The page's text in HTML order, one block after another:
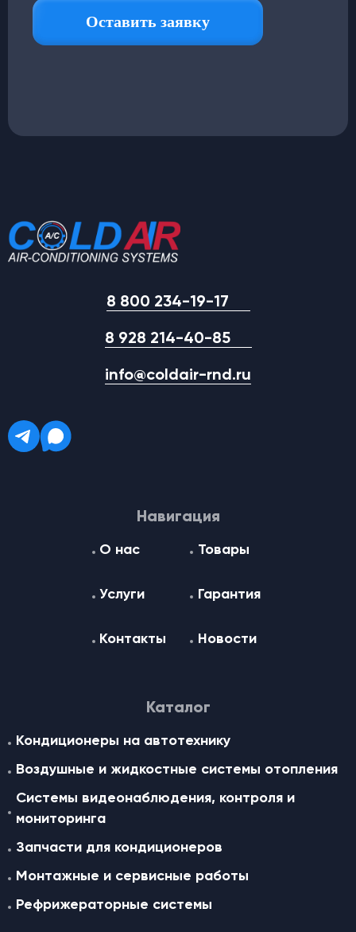
8 800 234-19-17
8 928 214-40-85
info@coldair-rnd.ru
Навигация
О нас Товары
Услуги Гарантия
Контакты Новости
Каталог
Кондиционеры на автотехнику
Воздушные и жидкостные cистемы отопления
Системы видеонаблюдения, контроля и
мониторинга
Запчасти для кондиционеров
Монтажные и сервисные работы
Рефрижераторные системы